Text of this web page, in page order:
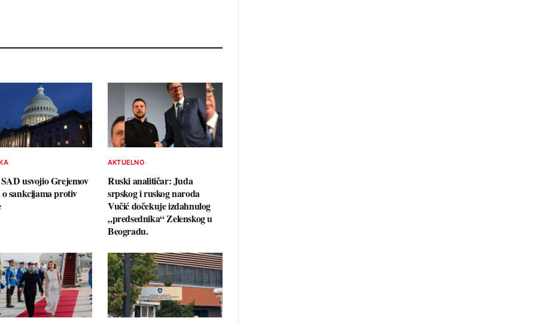
usvojio Grejemov
o sankcijama protiv
AKTUELNO
Ruski analitičar: Juda
srpskog i ruskog naroda
Vučić dočekuje izdahnulog
„predsednika“ Zelenskog u
Beogradu.